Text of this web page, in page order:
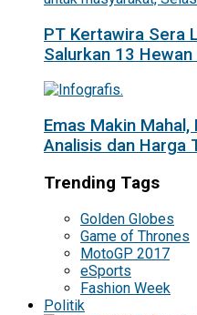
PT Kertawira Sera
Salurkan 13
Emas Makin
Analisis dan Harga
Trending Tags
Golden Globes
Game of Thrones
MotoGP 2017
eSports
Fashion Week
Politik